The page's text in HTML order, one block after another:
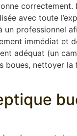
avec toute
un professionnel
immédiat et
adéquat (un
boues, nettoyer